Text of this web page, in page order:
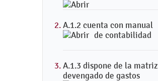
A.1.2 cuenta con manual
de contabilidad
A.1.3 dispone de la matriz
devengado de gastos